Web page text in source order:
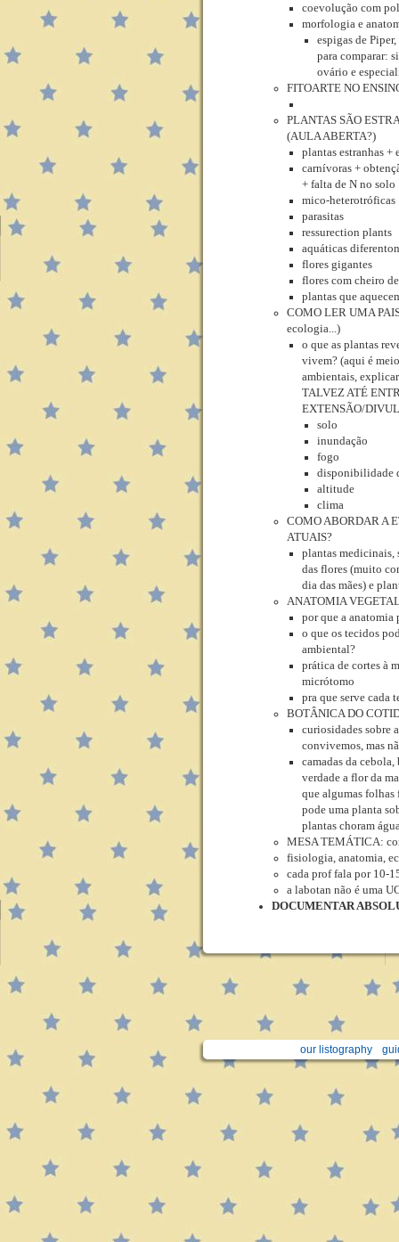
coevolução com
morfologia e
espigas de
para comparar:
ovário e
FITOARTE NO
PLANTAS SÃO
(AULA ABERTA?)
plantas estranhas
carnívoras +
+ falta de N no solo
mico-heterotróficas
parasitas
ressurection plants
aquáticas
flores gigantes
flores com cheiro
plantas que
COMO LER UMA
ecologia...)
o que as plantas
vivem? (aqui é
ambientais,
TALVEZ ATÉ
EXTENSÃO/
solo
inundação
fogo
disponibilidade
altitude
clima
COMO ABORDAR A
ATUAIS?
plantas medicinais,
das flores (muito
dia das mães) e
ANATOMIA
por que a
o que os tecidos
ambiental?
prática de cortes à
micrótomo
pra que serve cada
BOTÂNICA DO
curiosidades sobre
convivemos, mas
camadas da cebola,
verdade a flor da
que algumas folhas
pode uma planta
plantas choram
MESA TEMÁTICA:
fisiologia, anatomia,
cada prof fala por 10-
a labotan não é uma
DOCUMENTAR
our listography